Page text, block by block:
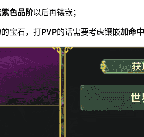
色品阶以后再镶嵌；
的宝石，打PVP的话需要考虑镶嵌加命中